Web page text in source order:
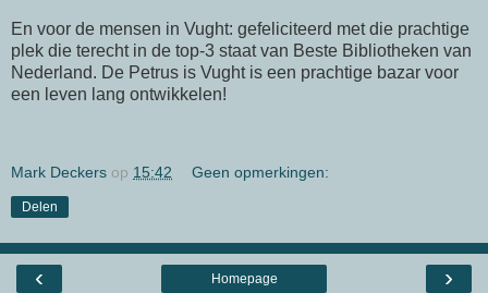
En voor de mensen in Vught: gefeliciteerd met die prachtige
plek die terecht in de top-3 staat van Beste Bibliotheken van
Nederland. De Petrus is Vught is een prachtige bazar voor
een leven lang ontwikkelen!
Mark Deckers op 15:42 Geen opmerkingen:
Delen
‹ ›
Homepage